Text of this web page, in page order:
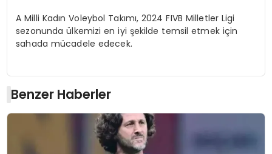
A Milli Kadın Voleybol Takımı, 2024 FIVB Milletler Ligi
sezonunda ülkemizi en iyi şekilde temsil etmek için
sahada mücadele edecek.
Benzer Haberler